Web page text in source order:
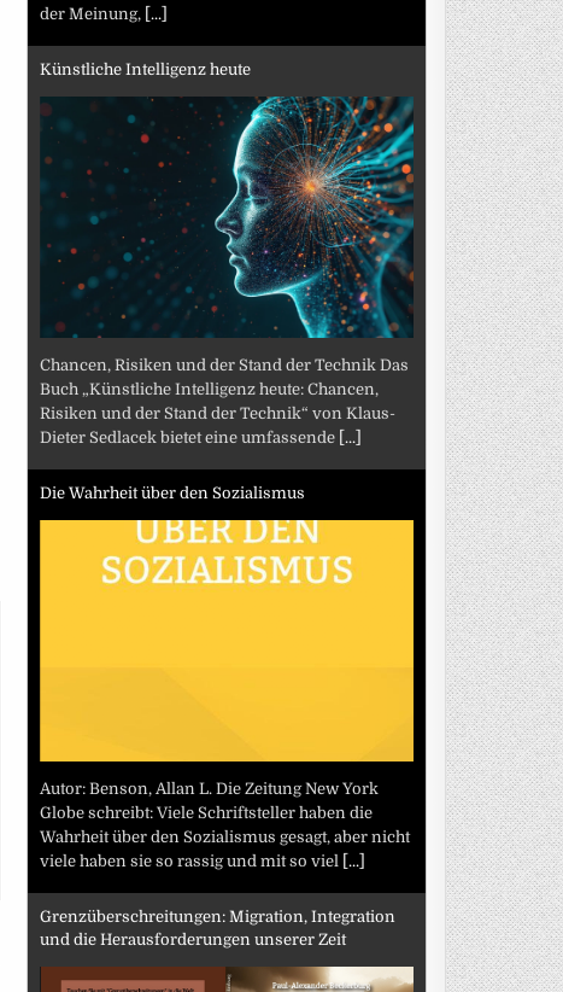
der Meinung, [...]
Künstliche Intelligenz heute
Chancen, Risiken und der Stand der Technik Das
Buch „Künstliche Intelligenz heute: Chancen,
Risiken und der Stand der Technik“ von Klaus-
Dieter Sedlacek bietet eine umfassende [...]
Die Wahrheit über den Sozialismus
Autor: Benson, Allan L. Die Zeitung New York
Globe schreibt: Viele Schriftsteller haben die
Wahrheit über den Sozialismus gesagt, aber nicht
viele haben sie so rassig und mit so viel [...]
Grenzüberschreitungen: Migration, Integration
und die Herausforderungen unserer Zeit